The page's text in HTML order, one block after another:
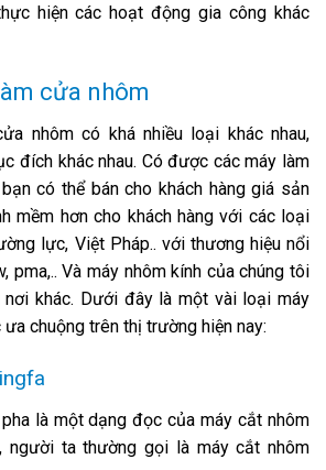
hiện các hoạt động gia công khác
cửa nhôm
nhôm có khá nhiều loại khác nhau,
đích khác nhau. Có được các máy làm
có thể bán cho khách hàng giá sản
mềm hơn cho khách hàng với các loại
lực, Việt Pháp.. với thương hiệu nổi
pma,.. Và máy nhôm kính của chúng tôi
nơi khác. Dưới đây là một vài loại máy
chuộng trên thị trường hiện nay:
là một dạng đọc của máy cắt nhôm
người ta thường gọi là máy cắt nhôm